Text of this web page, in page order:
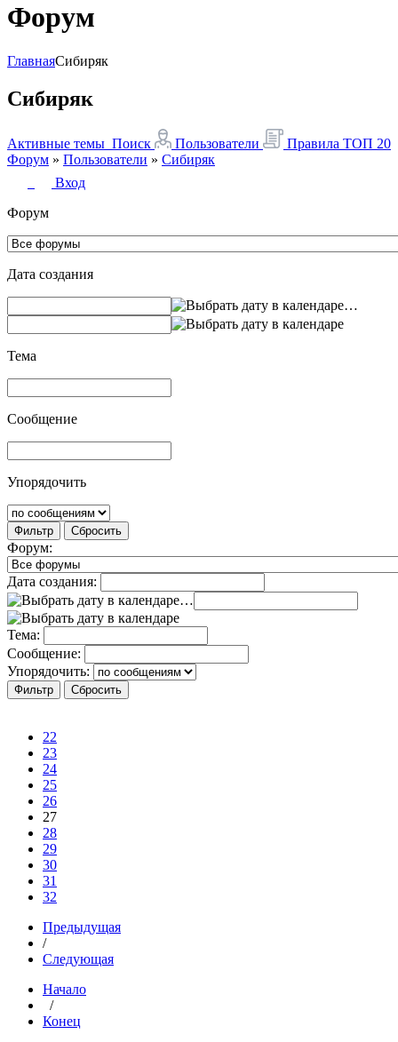
Форум
ГлавнаяСибиряк
Сибиряк
Активные темы Поиск Пользователи Правила ТОП 20
Форум » Пользователи » Сибиряк
Вход
Форум
Дата создания
…
Тема
Сообщение
Упорядочить
Фильтр Сбросить
Форум:
Дата создания:
…
Тема:
Сообщение:
Упорядочить:
22
23
24
25
26
27
28
29
30
31
32
Предыдущая
/
Следующая
Начало
/
Конец